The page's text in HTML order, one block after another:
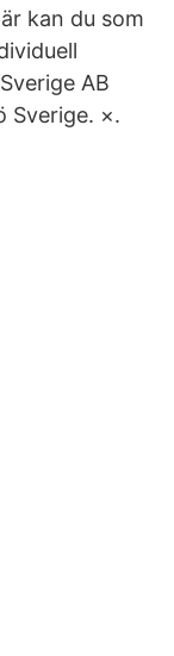
kan du som
AB
Sverige. ×.